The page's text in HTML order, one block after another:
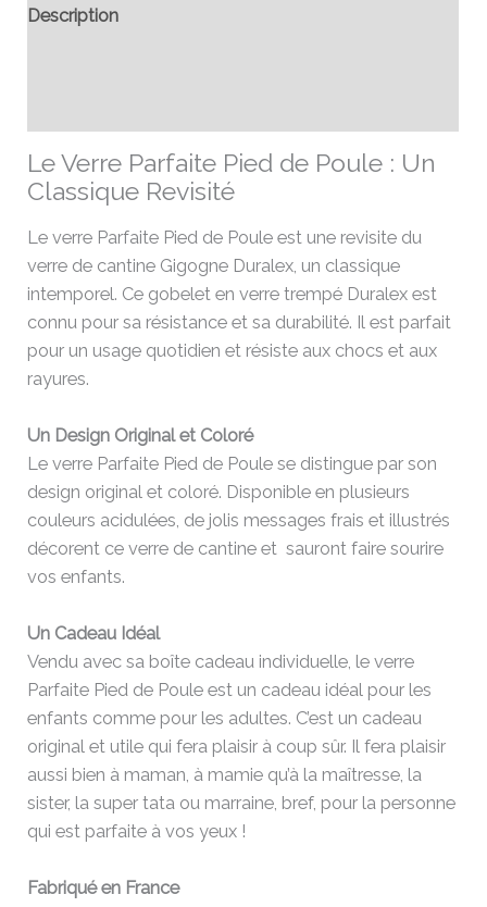
Description
Le Verre Parfaite Pied de Poule : Un
Classique Revisité
Le verre Parfaite Pied de Poule est une revisite du
verre de cantine Gigogne Duralex, un classique
intemporel. Ce gobelet en verre trempé Duralex est
connu pour sa résistance et sa durabilité. Il est parfait
pour un usage quotidien et résiste aux chocs et aux
rayures.
Un Design Original et Coloré
Le verre Parfaite Pied de Poule se distingue par son
design original et coloré. Disponible en plusieurs
couleurs acidulées, de jolis messages frais et illustrés
décorent ce verre de cantine et sauront faire sourire
vos enfants.
Un Cadeau Idéal
Vendu avec sa boîte cadeau individuelle, le verre
Parfaite Pied de Poule est un cadeau idéal pour les
enfants comme pour les adultes. C’est un cadeau
original et utile qui fera plaisir à coup sûr. Il fera plaisir
aussi bien à maman, à mamie qu’à la maîtresse, la
sister, la super tata ou marraine, bref, pour la personne
qui est parfaite à vos yeux !
Fabriqué en France